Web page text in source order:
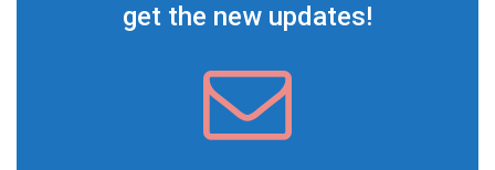
get the new updates!